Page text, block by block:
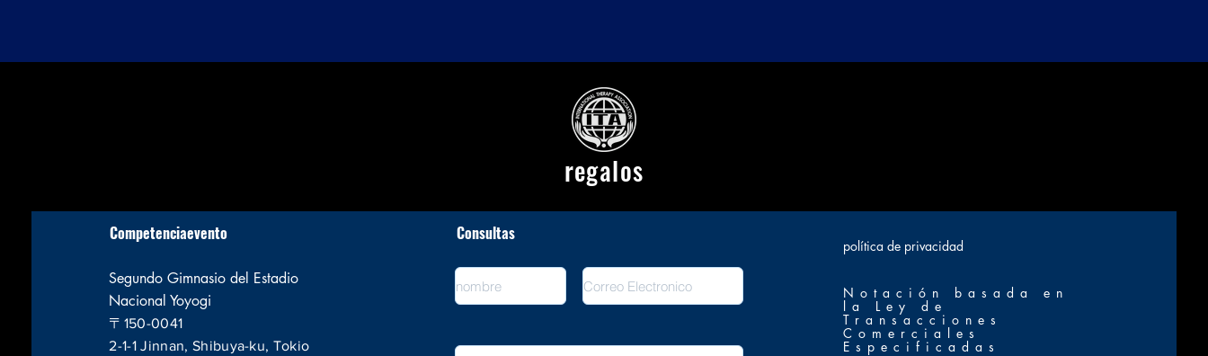
regalos
Competenciaevento
Segundo Gimnasio del Estadio
Nacional Yoyogi
〒150-0041
2-1-1 Jinnan, Shibuya-ku, Tokio
Consultas
​política de privacidad
Notación basada en
la Ley de
Transacciones
Comerciales
Especificadas